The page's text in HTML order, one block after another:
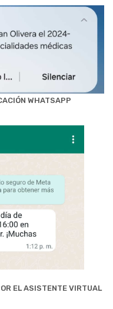
WHATSAPP
EL ASISTENTE VIRTUAL